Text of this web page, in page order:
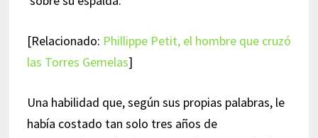
[Relacionado: Phillippe Petit, el hombre que cruzó
las Torres Gemelas]
Una habilidad que, según sus propias palabras, le
había costado tan solo tres años de